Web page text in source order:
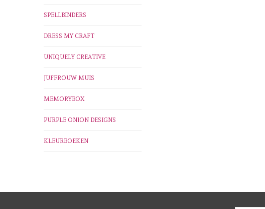
SPELLBINDERS
DRESS MY CRAFT
UNIQUELY CREATIVE
JUFFROUW MUIS
MEMORYBOX
PURPLE ONION DESIGNS
KLEURBOEKEN